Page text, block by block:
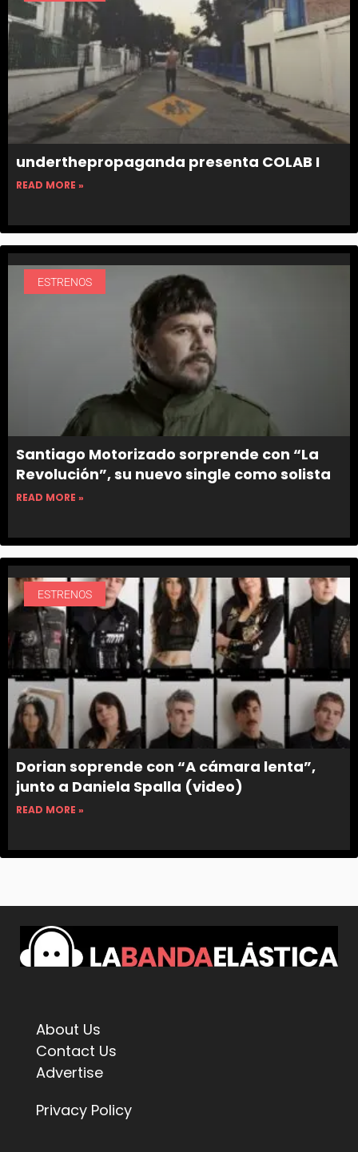
underthepropaganda presenta COLAB I
READ MORE »
ESTRENOS
Santiago Motorizado sorprende con “La
Revolución”, su nuevo single como solista
READ MORE »
ESTRENOS
Dorian soprende con “A cámara lenta”,
junto a Daniela Spalla (video)
READ MORE »
About Us
Contact Us
Advertise
Privacy Policy